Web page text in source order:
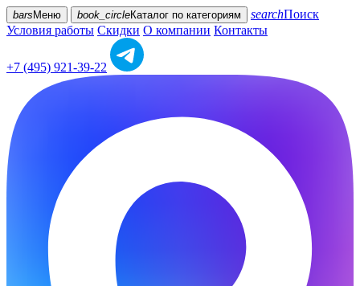
bars Меню book_circleКаталог по категориям searchПоиск
Условия работы Скидки О компании Контакты
+7 (495) 921-39-22